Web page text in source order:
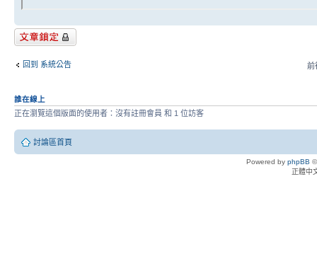
主題已鎖定
回到 系統公告 前
誰在線上
正在瀏覽這個版面的使用者：沒有註冊會員 和 1 位訪客
討論區首頁
Powered by phpBB
正體中